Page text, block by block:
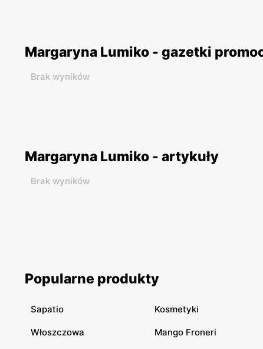
Margaryna Lumiko - gazetki
Brak wyników
Margaryna Lumiko - artykuły
Brak wyników
Popularne produkty
Sapatio Kosmetyki
Włoszczowa Mango Froneri